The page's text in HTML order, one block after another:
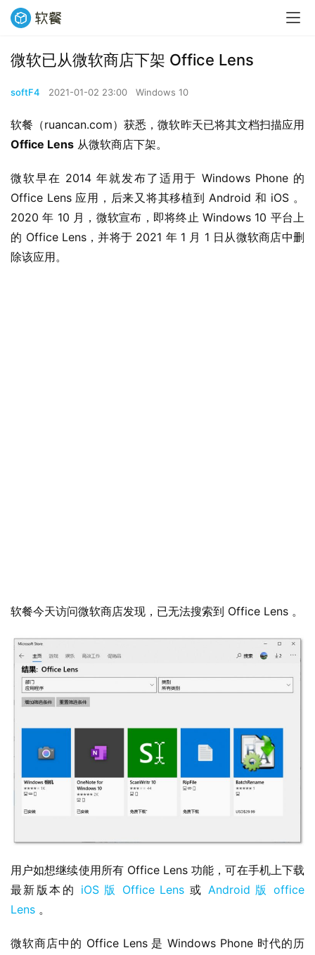
业
W
n
W
0
P
C
软
微软已从微软商店下架 Office Lens
softF4 2021-01-02 23:00 Windows 10
Office Lens 从微软商店下架。
微软早在 2014 年就发布了适用于 Windows Phone 的
Office Lens 应用，后来又将其移植到 Android 和 iOS 。
2020 年 10 月，微软宣布，即将终止 Windows 10 平台上
的 Office Lens，并将于 2021 年 1 月 1 日从微软商店中删
除该应用。
软餐今天访问微软商店发现，已无法搜索到 Office Lens 。
用户如想继续使用所有 Office Lens 功能，可在手机上下载
最新版本的 iOS 版 Office Lens 或 Android 版 office
Lens 。
微软商店中的 Office Lens 是 Windows Phone 时代的历